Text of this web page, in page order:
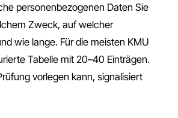
personenbezogenen Daten Sie
Zweck, auf welcher
wie lange. Für die meisten KMU
Tabelle mit 20–40 Einträgen.
vorlegen kann, signalisiert